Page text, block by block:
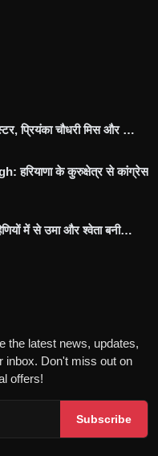
प्रियंका चौधरी मिस और …
हरियाणा के कुरुक्षेत्र से कांग्रेस
में से उमा और श्वेता बनी…
the latest news, updates,
inbox. Don't miss out on
offers!
Subscribe